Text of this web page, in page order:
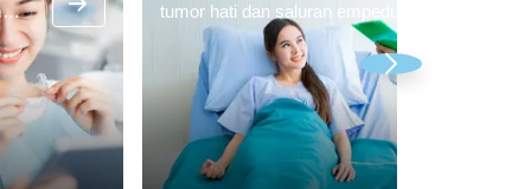
tumor hati dan saluran empedu,
bentuk operasi ini juga
membantu dalam pengobatan
gejala